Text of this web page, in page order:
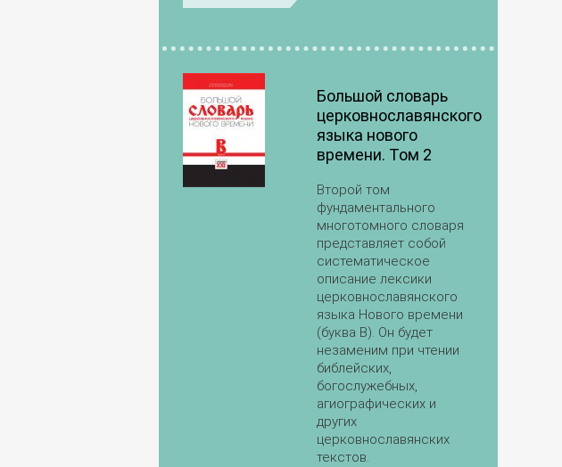
Большой словарь
церковнославянского
языка нового
времени. Том 2
Второй том
фундаментального
многотомного словаря
представляет собой
систематическое
описание лексики
церковнославянского
языка Нового времени
(буква В). Он будет
незаменим при чтении
библейских,
богослужебных,
агиографических и
других
церковнославянских
текстов.